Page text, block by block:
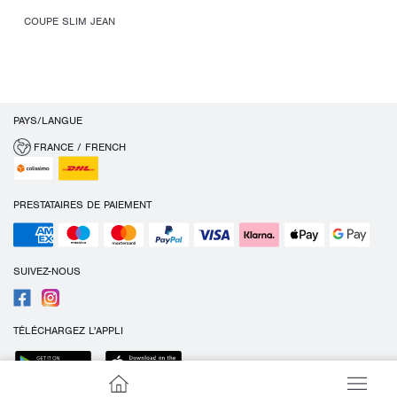
COUPE SLIM JEAN
PAYS/LANGUE
FRANCE / FRENCH
PRESTATAIRES DE PAIEMENT
SUIVEZ-NOUS
TÉLÉCHARGEZ L'APPLI